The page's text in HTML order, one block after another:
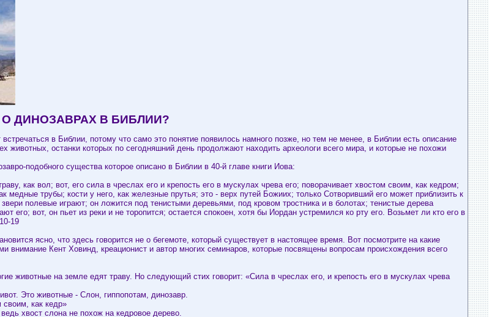
ДИНОЗАВРАХ В БИБЛИИ?
в Библии, потому что само это понятие появилось намного позже, но тем не менее, в Библии есть описание
животных, останки которых по сегодняшний день продолжают находить археологи всего мира, и которые не похожи
подобного существа которое описано в Библии в 40-й главе книги Иова:
как вол; вот, его сила в чреслах его и крепость его в мускулах чрева его; поворачивает хвостом своим, как кедром;
медные трубы; кости у него, как железные прутья; это - верх путей Божиих; только Сотворивший его может приблизить к
полевые играют; он ложится под тенистыми деревьями, под кровом тростника и в болотах; тенистые дерева
его; вот, он пьет из реки и не торопится; остается спокоен, хотя бы Иордан устремился ко рту его. Возьмет ли кто его в
19
ясно, что здесь говорится не о бегемоте, который существует в настоящее время. Вот посмотрите на какие
внимание Кент Ховинд, креационист и автор многих семинаров, которые посвящены вопросам происхождения всего
животные на земле едят траву. Но следующий стих говорит: «Сила в чреслах его, и крепость его в мускулах чрева
Это животные - Слон, гиппопотам, динозавр.
как кедр»
хвост слона не похож на кедровое дерево.